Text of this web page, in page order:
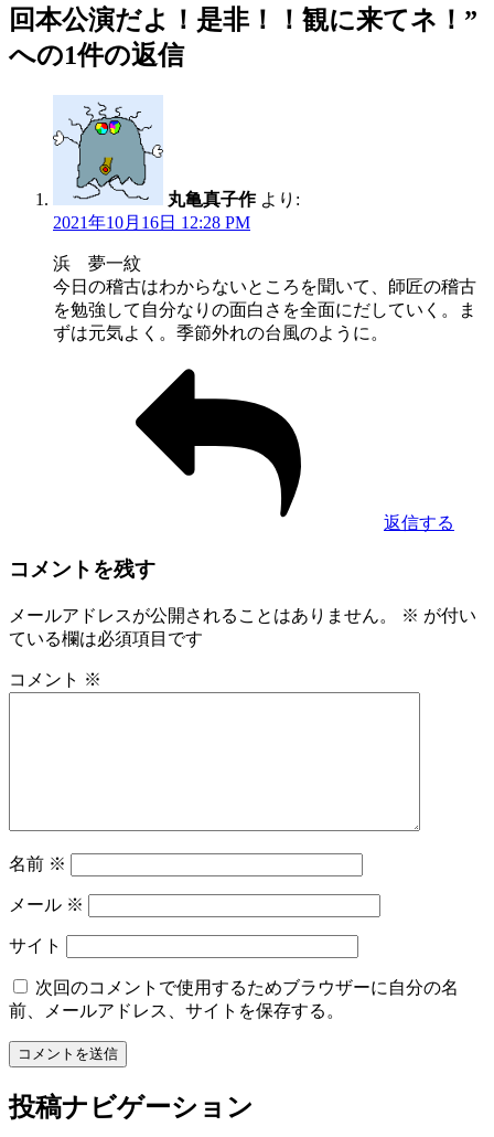
回本公演だよ！是非！！観に来てネ！”
への1件の返信
丸亀真子作 より:
2021年10月16日 12:28 PM
浜 夢一紋
今日の稽古はわからないところを聞いて、師匠の稽古
を勉強して自分なりの面白さを全面にだしていく。ま
ずは元気よく。季節外れの台風のように。
返信する
コメントを残す
メールアドレスが公開されることはありません。 ※ が付い
ている欄は必須項目です
コメント ※
名前 ※
メール ※
サイト
次回のコメントで使用するためブラウザーに自分の名
前、メールアドレス、サイトを保存する。
投稿ナビゲーション